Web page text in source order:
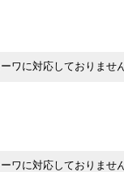
ワに対応しておりません
ワに対応しておりません